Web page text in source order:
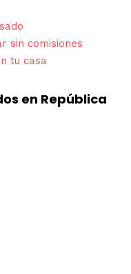
sin comisiones
tu casa
en República